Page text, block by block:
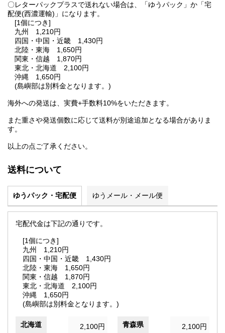
〇レターパックプラスで送れない場合は、「ゆうパック」か「宅
配便(西濃運輸)」になります。
[1個につき]
九州 1,210円
四国・中国・近畿 1,430円
北陸・東海 1,650円
関東・信越 1,870円
東北・北海道 2,100円
沖縄 1,650円
(島嶼部は別料金となります。)
海外への発送は、実費+手数料10%をいただきます。
また重さや発送個数に応じて送料が別途追加となる場合がありま
す。
以上の点ご了承ください。
送料について
ゆうパック・宅配便 ゆうメール・メール便
宅配代金は下記の通りです。
[1個につき]
九州 1,210円
四国・中国・近畿 1,430円
北陸・東海 1,650円
関東・信越 1,870円
東北・北海道 2,100円
沖縄 1,650円
(島嶼部は別料金となります。)
北海道 2,100円 青森県 2,100円